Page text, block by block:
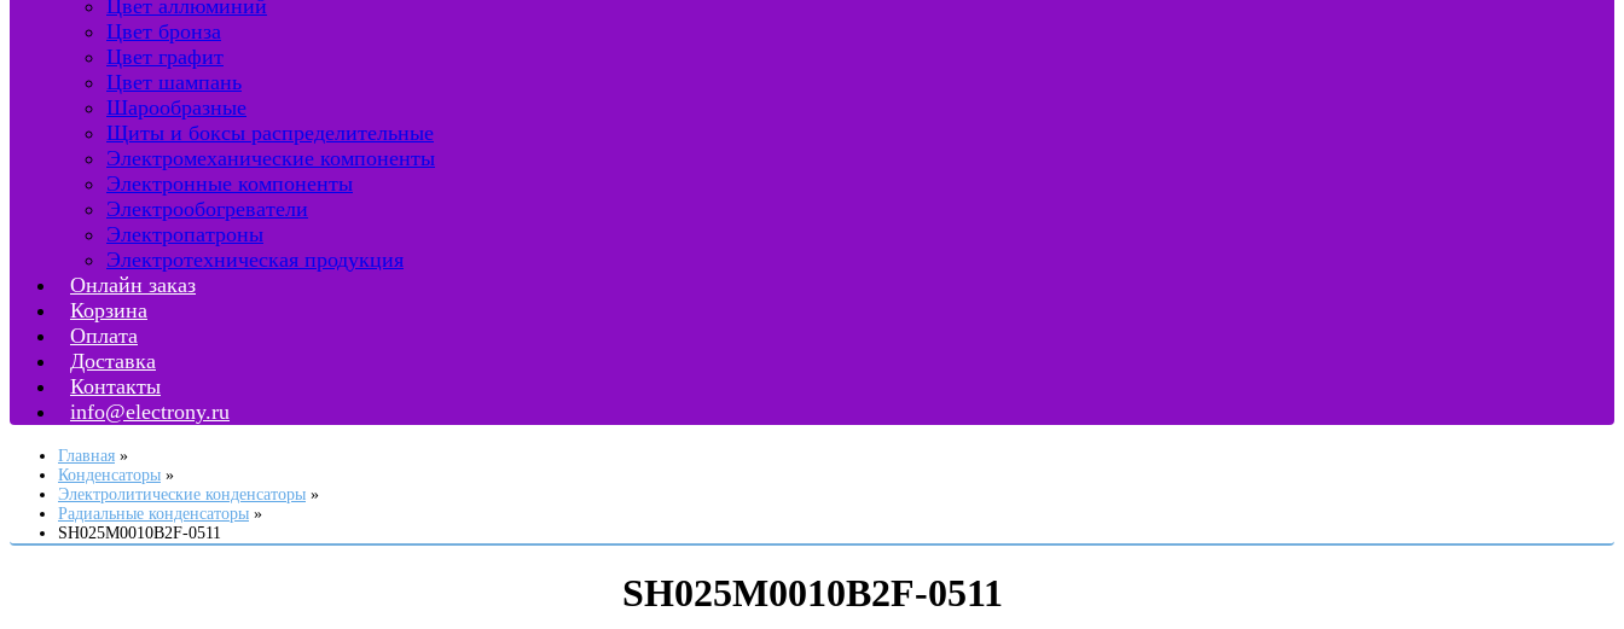
Цвет аллюминий
Цвет бронза
Цвет графит
Цвет шампань
Шарообразные
Щиты и боксы распределительные
Электромеханические компоненты
Электронные компоненты
Электрообогреватели
Электропатроны
Электротехническая продукция
Онлайн заказ
Корзина
Оплата
Доставка
Контакты
info@electrony.ru
Главная
Конденсаторы
Электролитические конденсаторы
Радиальные конденсаторы
SH025M0010B2F-0511
SH025M0010B2F-0511